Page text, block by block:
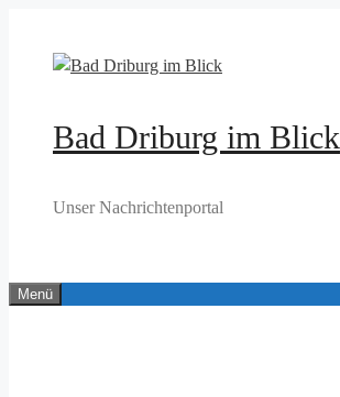
springen
Bad Driburg im Blick
Unser Nachrichtenportal
Menü